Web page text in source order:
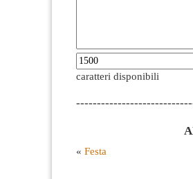
caratteri disponibili
« Festa